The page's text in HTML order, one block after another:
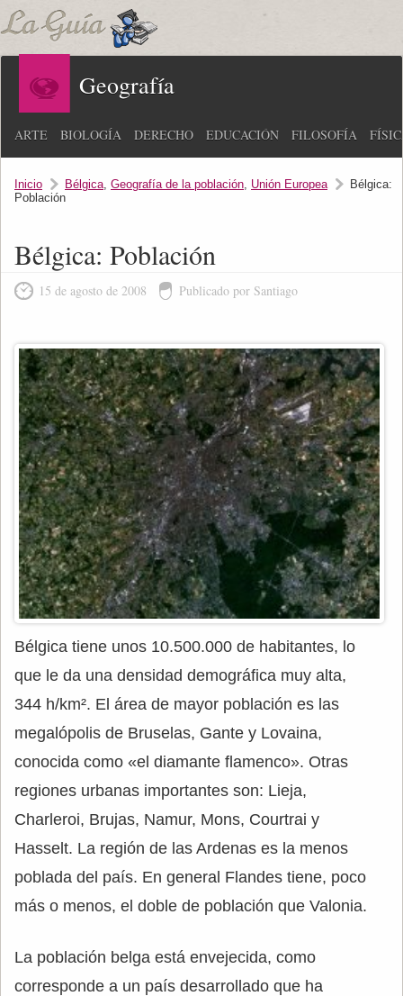
Geografía
ARTE BIOLOGÍA DERECHO EDUCACIÓN FILOSOFÍA
Inicio Bélgica, Geografía de la población, Unión Europea
Bélgica:
Población
Bélgica: Población
15 de agosto de 2008 Publicado por Santiago
Bélgica tiene unos 10.500.000 de habitantes, lo
que le da una densidad demográfica muy alta,
344 h/km². El área de mayor población es las
megalópolis de Bruselas, Gante y Lovaina,
conocida como «el diamante flamenco». Otras
regiones urbanas importantes son: Lieja,
Charleroi, Brujas, Namur, Mons, Courtrai y
Hasselt. La región de las Ardenas es la menos
poblada del país. En general Flandes tiene, poco
más o menos, el doble de población que Valonia.
La población belga está envejecida, como
corresponde a un país desarrollado que ha